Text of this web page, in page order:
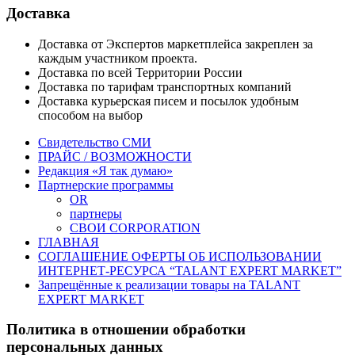
Доставка
Доставка от Экспертов маркетплейса закреплен за
каждым участником проекта.
Доставка по всей Территории России
Доставка по тарифам транспортных компаний
Доставка курьерская писем и посылок удобным
способом на выбор
Свидетельство СМИ
ПРАЙС / ВОЗМОЖНОСТИ
Редакция «Я так думаю»
Партнерские программы
OR
партнеры
СВОИ CORPORATION
ГЛАВНАЯ
СОГЛАШЕНИЕ ОФЕРТЫ ОБ ИСПОЛЬЗОВАНИИ
ИНТЕРНЕТ-РЕСУРСА “TALANT EXPERT MARKET”
Запрещённые к реализации товары на TALANT
EXPERT MARKET
Политика в отношении обработки
персональных данных